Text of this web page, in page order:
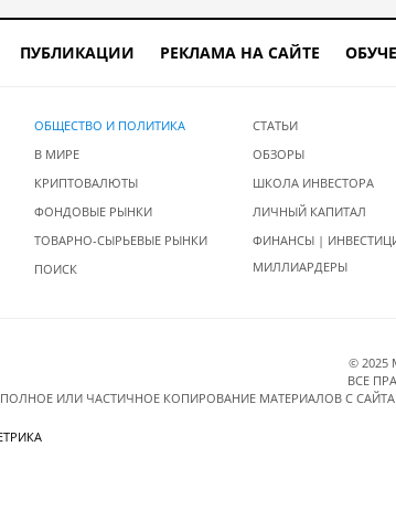
ПУБЛИКАЦИИ РЕКЛАМА НА САЙТЕ
ОБЩЕСТВО И ПОЛИТИКА
В МИРЕ
КРИПТОВАЛЮТЫ
ФОНДОВЫЕ РЫНКИ
ТОВАРНО-СЫРЬЕВЫЕ РЫНКИ
ПОИСК
СТАТЬИ
ОБЗОРЫ
ШКОЛА ИНВЕСТОРА
ЛИЧНЫЙ КАПИТАЛ
ФИНАНСЫ |
МИЛЛИАРДЕРЫ
© 2025
ВСЕ
ПОЛНОЕ ИЛИ ЧАСТИЧНОЕ КОПИРОВАНИЕ МАТЕРИАЛОВ C САЙТА